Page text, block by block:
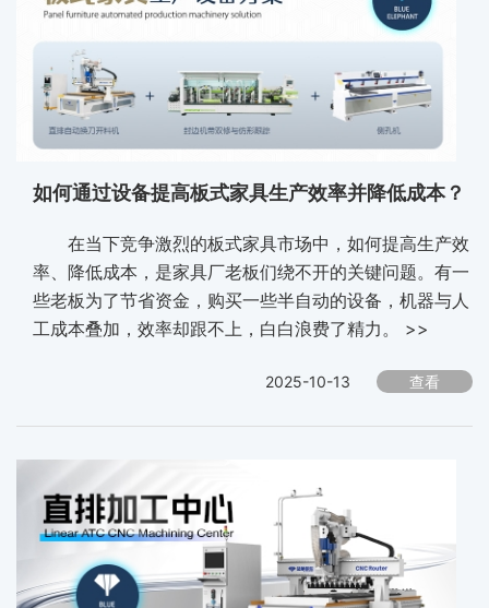
如何通过设备提高板式家具生产效率并降低成本？
在当下竞争激烈的板式家具市场中，如何提高生产效
率、降低成本，是家具厂老板们绕不开的关键问题。有一
些老板为了节省资金，购买一些半自动的设备，机器与人
工成本叠加，效率却跟不上，白白浪费了精力。 >>
2025-10-13 查看